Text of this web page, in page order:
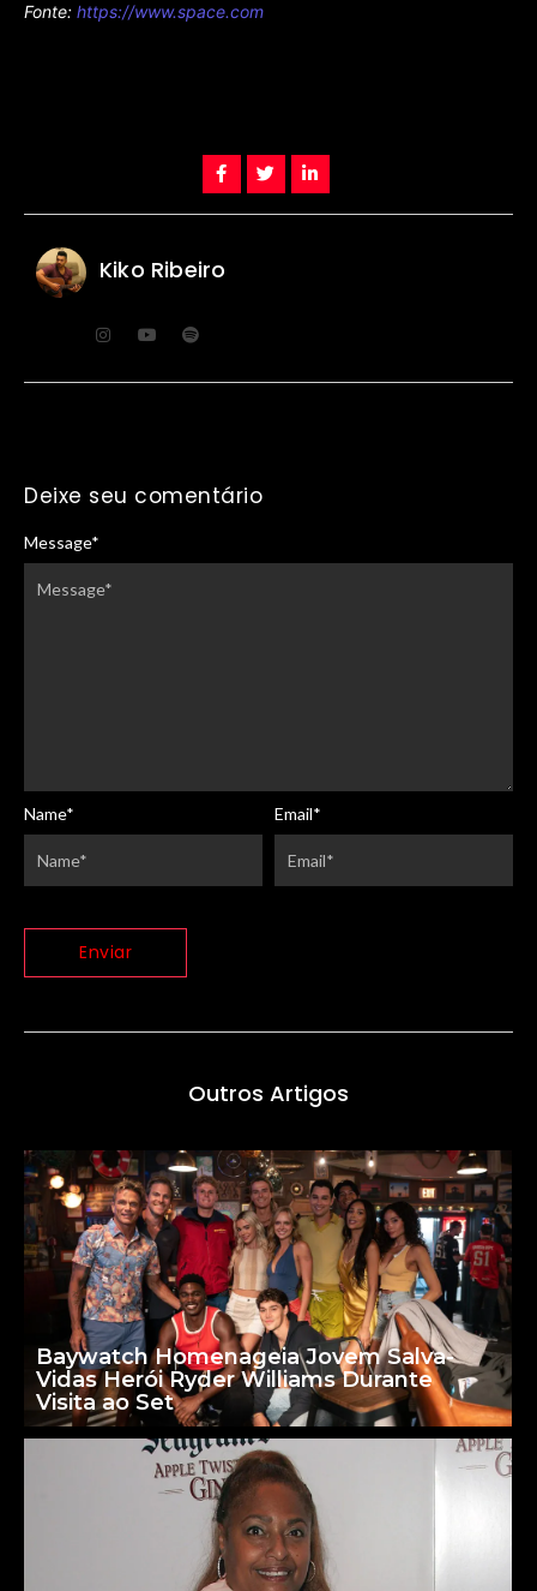
Fonte: https://www.space.com
Kiko Ribeiro
Deixe seu comentário
Message*
Name* Email*
Outros Artigos
Baywatch Homenageia Jovem Salva-
Vidas Herói Ryder Williams Durante
Visita ao Set